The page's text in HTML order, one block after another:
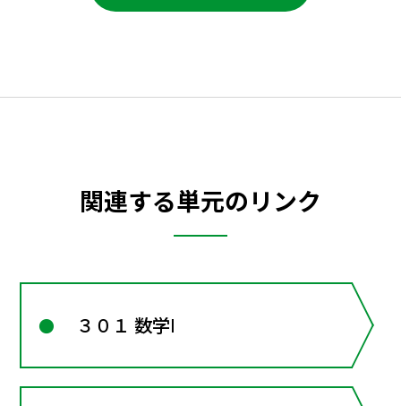
関連する単元のリンク
３０１ 数学Ⅰ